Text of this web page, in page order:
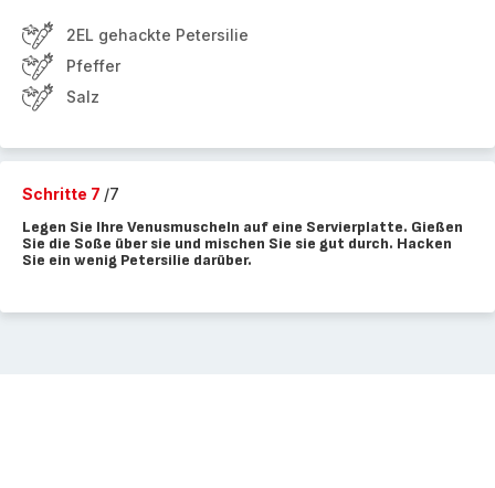
2EL gehackte Petersilie
Pfeffer
Salz
Schritte 7 /7
Legen Sie Ihre Venusmuscheln auf eine Servierplatte. Gießen
Sie die Soße über sie und mischen Sie sie gut durch. Hacken
Sie ein wenig Petersilie darüber.